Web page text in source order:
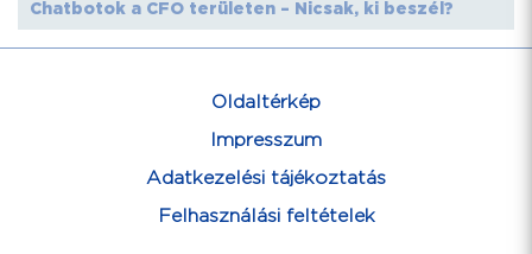
Chatbotok a CFO területen – Nicsak, ki beszél?
Oldaltérkép
Impresszum
Adatkezelési tájékoztatás
Felhasználási feltételek